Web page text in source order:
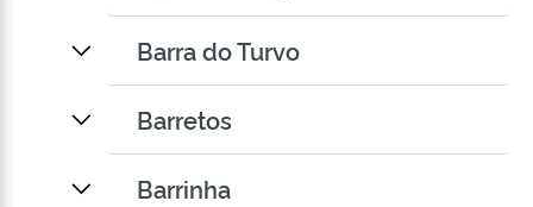
Barra do Turvo
Barretos
Barrinha